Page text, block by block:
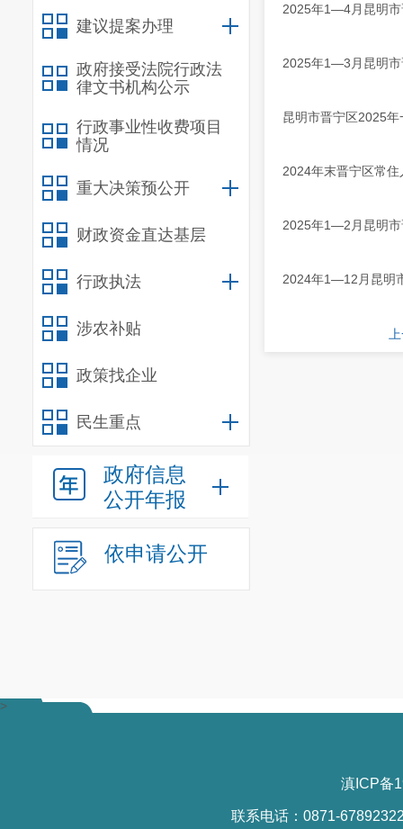
建议提案办理
政府接受法院行政法
律文书机构公示
行政事业性收费项目
情况
重大决策预公开
财政资金直达基层
行政执法
涉农补贴
政策找企业
民生重点
政府信息
公开年报
依申请公开
2025年1—4月昆明市
2025年1—3月昆明市
昆明市晋宁区2025
2024年末晋宁区常
2025年1—2月昆明市
2024年1—12月昆明
>
滇ICP备
联系电话：0871-